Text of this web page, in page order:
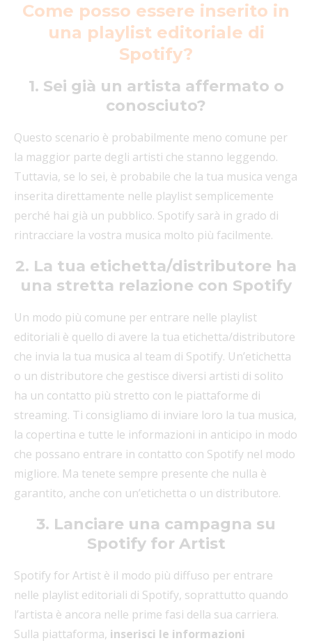
Come posso essere inserito in
una playlist editoriale di
Spotify?
1. Sei già un artista affermato o
conosciuto?
Questo scenario è probabilmente meno comune per
la maggior parte degli artisti che stanno leggendo.
Tuttavia, se lo sei, è probabile che la tua musica venga
inserita direttamente nelle playlist semplicemente
perché hai già un pubblico. Spotify sarà in grado di
rintracciare la vostra musica molto più facilmente.
2. La tua etichetta/distributore ha
una stretta relazione con Spotify
Un modo più comune per entrare nelle playlist
editoriali è quello di avere la tua etichetta/distributore
che invia la tua musica al team di Spotify. Un’etichetta
o un distributore che gestisce diversi artisti di solito
ha un contatto più stretto con le piattaforme di
streaming. Ti consigliamo di inviare loro la tua musica,
la copertina e tutte le informazioni in anticipo in modo
che possano entrare in contatto con Spotify nel modo
migliore. Ma tenete sempre presente che nulla è
garantito, anche con un’etichetta o un distributore.
3. Lanciare una campagna su
Spotify for Artist
Spotify for Artist è il modo più diffuso per entrare
nelle playlist editoriali di Spotify, soprattutto quando
l’artista è ancora nelle prime fasi della sua carriera.
Sulla piattaforma, inserisci le informazioni